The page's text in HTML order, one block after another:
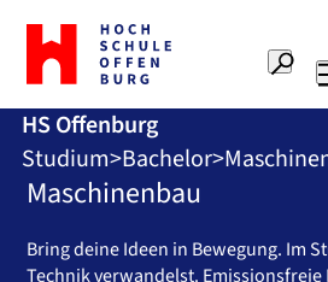
Zur
Startseite
Hochschule
Offenburg
HS Offenburg
Studium Bachelor
Maschinenbau
Bring deine Ideen in Bewegung. Im
Technik verwandelst.